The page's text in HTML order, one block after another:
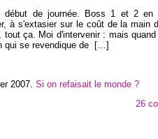
début de journée. Boss 1 et 2 en
à s'extasier sur le coût de la main
ça. Moi d'intervenir : mais
qui se revendique de
[…]
2007 Si on refaisait le monde ?
26